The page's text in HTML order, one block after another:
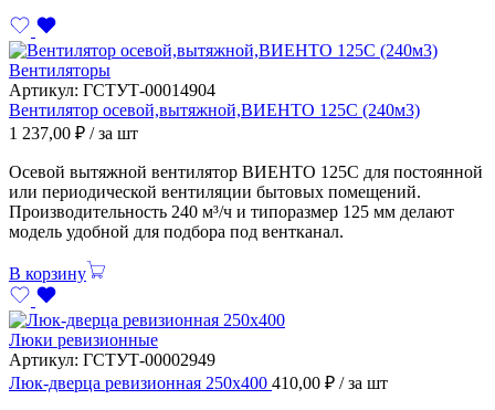
Вентиляторы
Артикул: ГСТУТ-00014904
Вентилятор осевой,вытяжной,ВИЕНТО 125С (240м3)
1 237,00 ₽ / за шт
Осевой вытяжной вентилятор ВИЕНТО 125С для постоянной
или периодической вентиляции бытовых помещений.
Производительность 240 м³/ч и типоразмер 125 мм делают
модель удобной для подбора под вентканал.
В корзину
Люки ревизионные
Артикул: ГСТУТ-00002949
Люк-дверца ревизионная 250х400 410,00 ₽ / за шт